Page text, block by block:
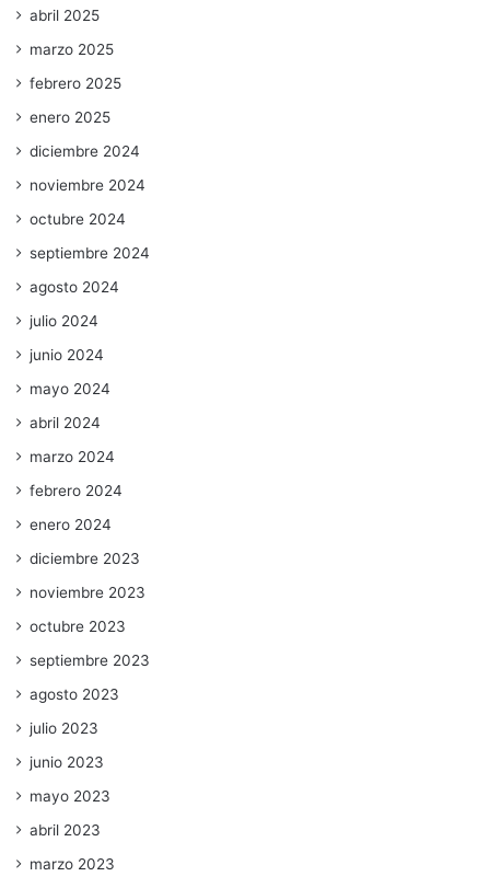
abril 2025
marzo 2025
febrero 2025
enero 2025
diciembre 2024
noviembre 2024
octubre 2024
septiembre 2024
agosto 2024
julio 2024
junio 2024
mayo 2024
abril 2024
marzo 2024
febrero 2024
enero 2024
diciembre 2023
noviembre 2023
octubre 2023
septiembre 2023
agosto 2023
julio 2023
junio 2023
mayo 2023
abril 2023
marzo 2023